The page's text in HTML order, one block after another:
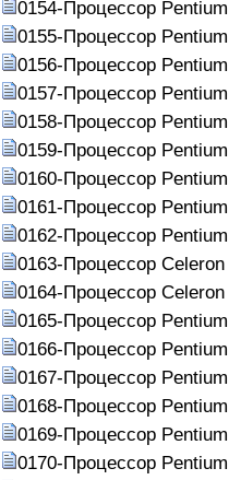
0154-Процессор
0155-Процессор
0156-Процессор
0157-Процессор
0158-Процессор
0159-Процессор
0160-Процессор
0161-Процессор
0162-Процессор
0163-Процессор Celeron
0164-Процессор
0165-Процессор
0166-Процессор
0167-Процессор
0168-Процессор
0169-Процессор
0170-Процессор